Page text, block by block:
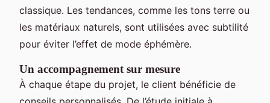
classique. Les tendances, comme les tons terre ou
les matériaux naturels, sont utilisées avec subtilité
pour éviter l’effet de mode éphémère.
Un accompagnement sur mesure
À chaque étape du projet, le client bénéficie de